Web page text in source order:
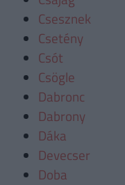
Csesznek
Csetény
Csót
Csögle
Dabronc
Dabrony
Dáka
Devecser
Doba